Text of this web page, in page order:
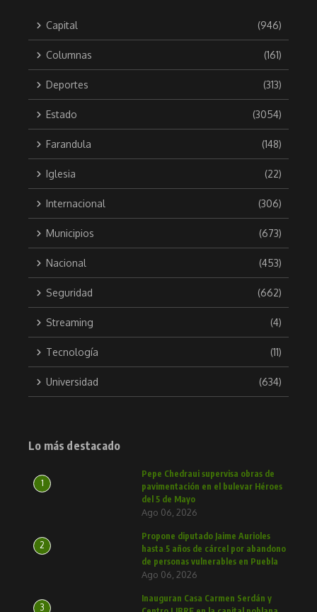
Capital (946)
Columnas (161)
Deportes (313)
Estado (3054)
Farandula (148)
Iglesia (22)
Internacional (306)
Municipios (673)
Nacional (453)
Seguridad (662)
Streaming (4)
Tecnología (11)
Universidad (634)
Lo más destacado
1
Pepe Chedraui supervisa obras de
pavimentación en el bulevar Héroes
del 5 de Mayo
Ago 06, 2026
2
Propone diputado Jaime Aurioles
hasta 5 años de cárcel por abandono
de personas vulnerables en Puebla
Ago 06, 2026
3
Inauguran Casa Carmen Serdán y